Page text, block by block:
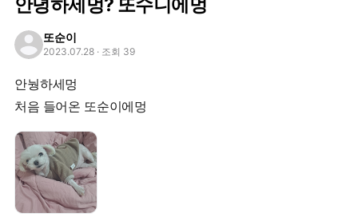
안녕하세멍? 또수니에멍
또순이
2023.07.28 · 조회 39
안눵하세멍
처음 들어온 또순이에멍